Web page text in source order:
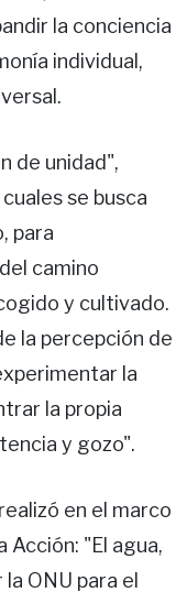
la conciencia
individual,
de unidad",
se busca
para
camino
y cultivado.
la percepción de
la
la propia
y gozo".
en el marco
Acción: "El agua,
ONU para el